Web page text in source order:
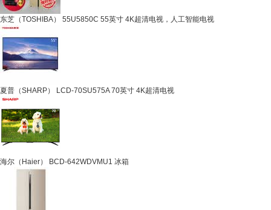
东芝（TOSHIBA） 55U5850C 55英寸 4K超清电视，人工智能电视
夏普（SHARP） LCD-70SU575A 70英寸 4K超清电视
海尔（Haier） BCD-642WDVMU1 冰箱